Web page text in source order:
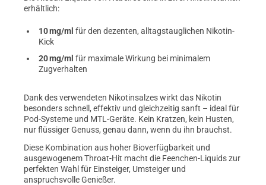
erhältlich:
10 mg/ml für den dezenten, alltagstauglichen Nikotin-
Kick
20 mg/ml für maximale Wirkung bei minimalem
Zugverhalten
Dank des verwendeten Nikotinsalzes wirkt das Nikotin
besonders schnell, effektiv und gleichzeitig sanft – ideal für
Pod-Systeme und MTL-Geräte. Kein Kratzen, kein Husten,
nur flüssiger Genuss, genau dann, wenn du ihn brauchst.
Diese Kombination aus hoher Bioverfügbarkeit und
ausgewogenem Throat-Hit macht die Feenchen-Liquids zur
perfekten Wahl für Einsteiger, Umsteiger und
anspruchsvolle Genießer.